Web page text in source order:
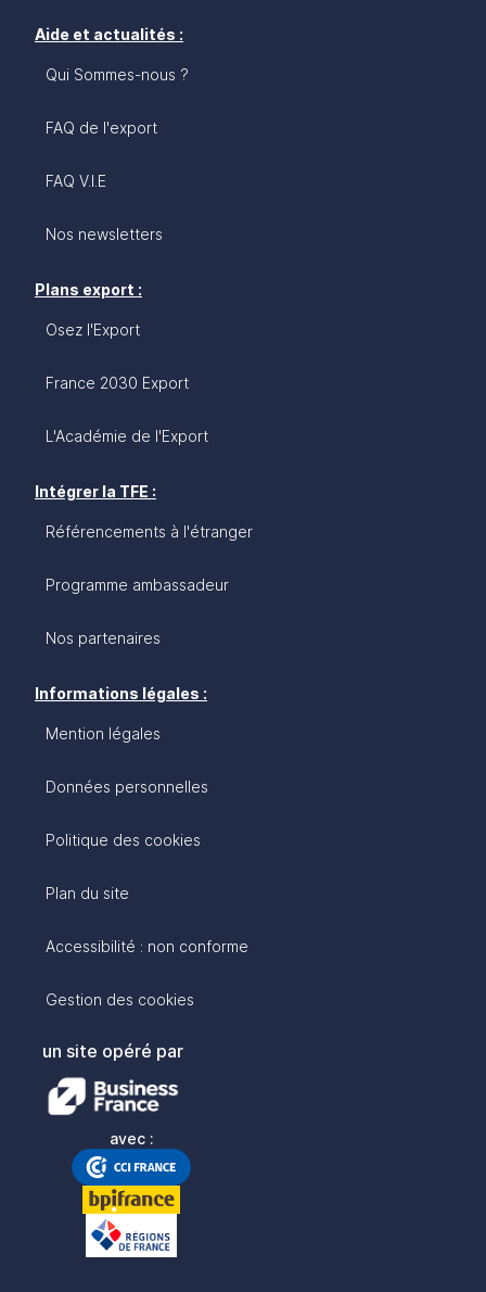
Aide et actualités :
Qui Sommes-nous ?
FAQ de l'export
FAQ V.I.E
Nos newsletters
Plans export :
Osez l'Export
France 2030 Export
L'Académie de l'Export
Intégrer la TFE :
Référencements à l'étranger
Programme ambassadeur
Nos partenaires
Informations légales :
Mention légales
Données personnelles
Politique des cookies
Plan du site
Accessibilité : non conforme
Gestion des cookies
un site opéré par
avec :